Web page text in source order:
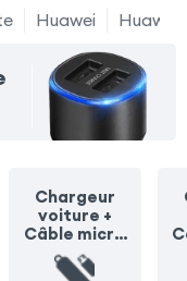
Huawei Huawei
Chargeur
voiture +
Câble micro
USB